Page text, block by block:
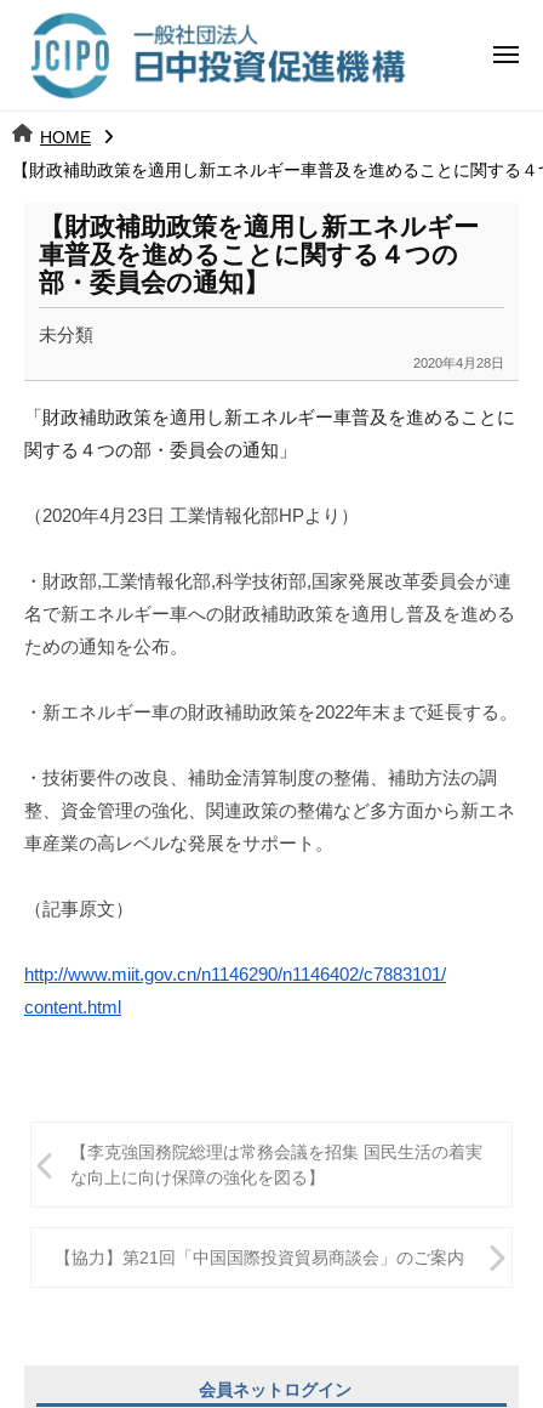
ツ 日
中
投
資
促
進
機
j
c
メ
HOME
【財政補助政策を適用し新エネルギー車普及を進めることに関する
【財政補助政策を適用し新エネルギー
車普及を進めることに関する４つの
部・委員会の通知】
未分類
2020年4月28日
k
a
a
m
「財政補助政策を適用し新エネルギー車普及を進めることに
関する４つの部・委員会の通知」
（2020年4月23日 工業情報化部HPより）
・財政部,工業情報化部,科学技術部,国家発展改革委員会が連
名で新エネルギー車への財政補助政策を適用し普及を進める
ための通知を公布。
・新エネルギー車の財政補助政策を2022年末まで延長する。
・技術要件の改良、補助金清算制度の整備、補助方法の調
整、資金管理の強化、関連政策の整備など多方面から新エネ
車産業の高レベルな発展をサポート。
（記事原文）
http://www.miit.gov.cn/n1146290/n1146402/c7883101/
content.html
稿
【李克強国務院総理は常務会議を招集 国民生活の着実
な向上に向け保障の強化を図る】
【協力】第21回「中国国際投資貿易商談会」のご案内
会員ネットログイン
日
中
資
進
機
構